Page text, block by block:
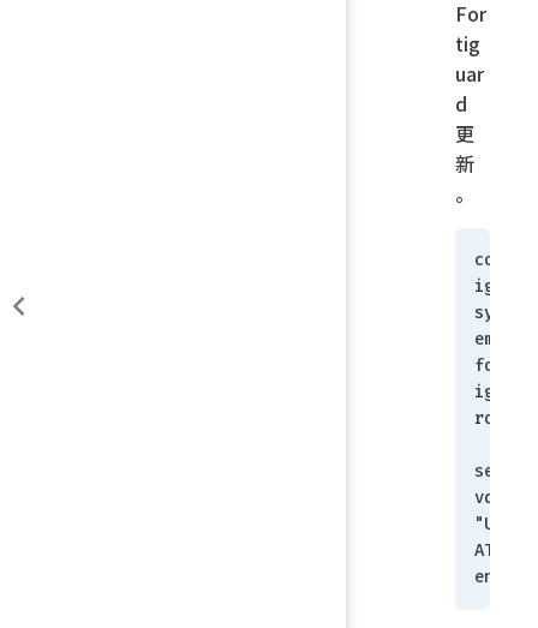
For
tig
uar
d
更
新
。
conf
ig
syst
em
fort
igua
rd
set
vdom
"UPD
ATE"
end